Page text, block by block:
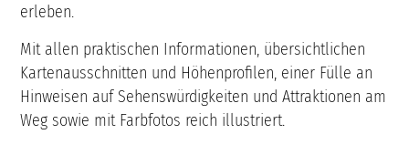
erleben.
Mit allen praktischen Informationen, übersichtlichen
Kartenausschnitten und Höhenprofilen, einer Fülle an
Hinweisen auf Sehenswürdigkeiten und Attraktionen am
Weg sowie mit Farbfotos reich illustriert.